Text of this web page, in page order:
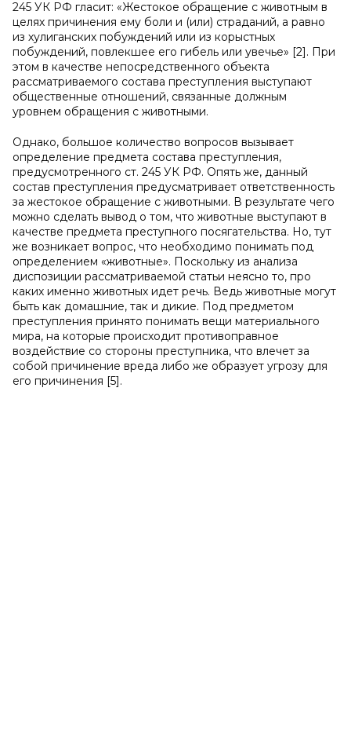
245 УК РФ гласит: «Жестокое обращение с животным в
целях причинения ему боли и (или) страданий, а равно
из хулиганских побуждений или из корыстных
побуждений, повлекшее его гибель или увечье» [2]. При
этом в качестве непосредственного объекта
рассматриваемого состава преступления выступают
общественные отношений, связанные должным
уровнем обращения с животными.
Однако, большое количество вопросов вызывает
определение предмета состава преступления,
предусмотренного ст. 245 УК РФ. Опять же, данный
состав преступления предусматривает ответственность
за жестокое обращение с животными. В результате чего
можно сделать вывод о том, что животные выступают в
качестве предмета преступного посягательства. Но, тут
же возникает вопрос, что необходимо понимать под
определением «животные». Поскольку из анализа
диспозиции рассматриваемой статьи неясно то, про
каких именно животных идет речь. Ведь животные могут
быть как домашние, так и дикие. Под предметом
преступления принято понимать вещи материального
мира, на которые происходит противоправное
воздействие со стороны преступника, что влечет за
собой причинение вреда либо же образует угрозу для
его причинения [5].